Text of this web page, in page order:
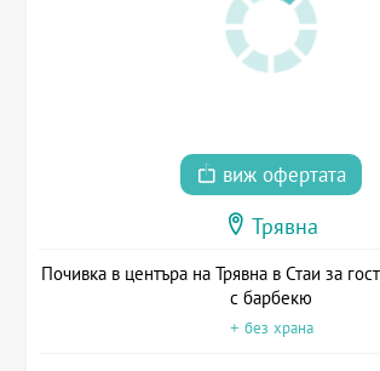
виж офертата
Трявна
Почивка в центъра на Трявна в Стаи за
с барбекю
+ без храна